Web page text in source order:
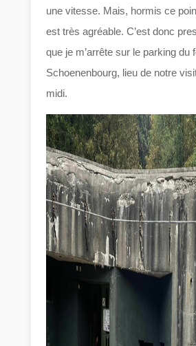
une vitesse. Mais, hormis ce
est très agréable. C’est donc
que je m’arrête sur le parking du
Schoenenbourg, lieu de notre
midi.